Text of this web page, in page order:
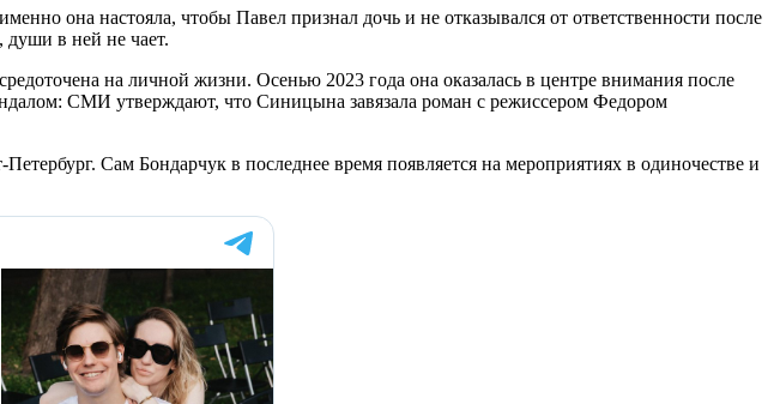
она настояла, чтобы Павел признал дочь и не отказывался от ответственности после
души в ней не чает.
на личной жизни. Осенью 2023 года она оказалась в центре внимания после
СМИ утверждают, что Синицына завязала роман с режиссером Федором
Сам Бондарчук в последнее время появляется на мероприятиях в одиночестве и